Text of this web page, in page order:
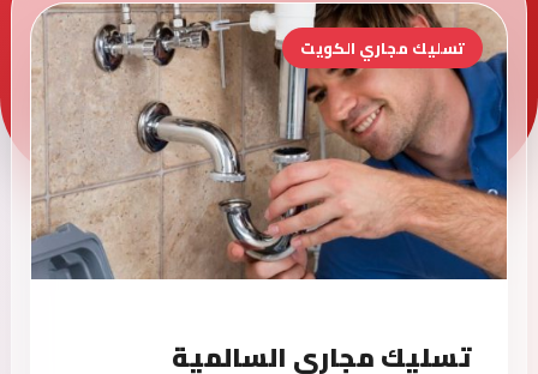
تسليك مجاري الكويت
تسليك مجاري السالمية